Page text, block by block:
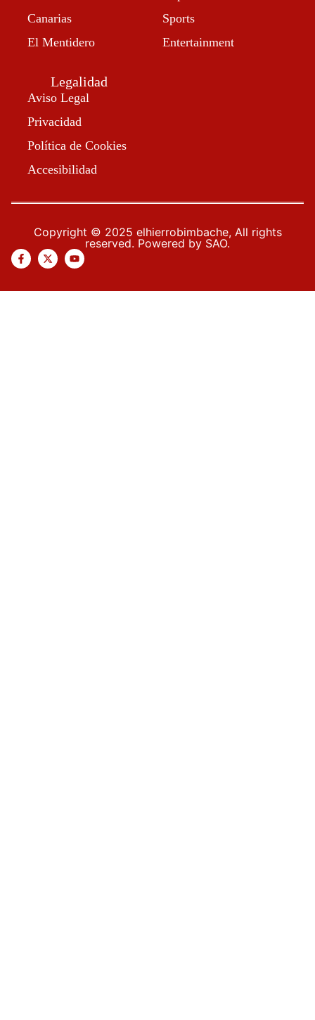
Canarias
El Mentidero
Sports
Entertainment
Legalidad
Aviso Legal
Privacidad
Política de Cookies
Accesibilidad
Copyright © 2025 elhierrobimbache, All rights
reserved. Powered by SAO.